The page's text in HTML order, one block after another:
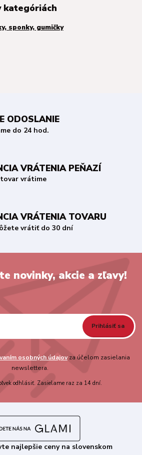
kategóriách
sponky, gumičky
ODOSLANIE
do 24 hod.
VRÁTENIA PEŇAZÍ
tovar vrátime
VRÁTENIA TOVARU
vrátiť do 30 dní
novinky, akcie a zľavy!
Prihlásiť sa
osobných údajovza účelom zasielania
newslettera.
odhlásiť. Zasielame raz za 14 dní.